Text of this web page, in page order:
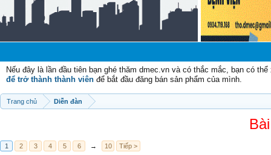
Nếu đây là lần đầu tiên bạn ghé thăm dmec.vn và có thắc mắc, bạn có
để trở thành thành viên để bắt đầu đăng bán sản phẩm của mình.
Trang chủ Diễn đàn
1 2 3 4 5 6 → 10 Tiếp >